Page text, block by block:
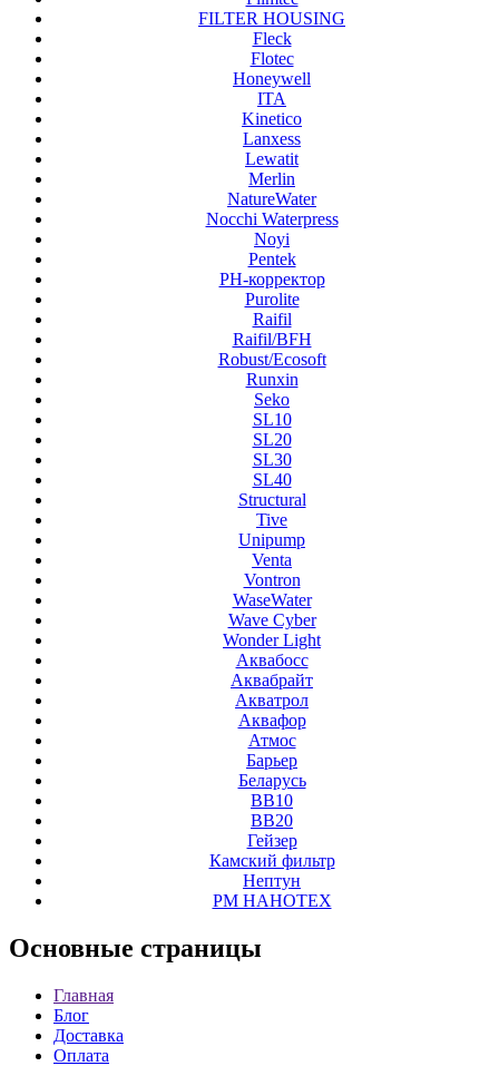
FILTER HOUSING
Fleck
Flotec
Honeywell
ITA
Kinetico
Lanxess
Lewatit
Merlin
NatureWater
Nocchi Waterpress
Noyi
Pentek
PH-корректор
Purolite
Raifil
Raifil/BFH
Robust/Ecosoft
Runxin
Seko
SL10
SL20
SL30
SL40
Structural
Tive
Unipump
Venta
Vontron
WaseWater
Wave Cyber
Wonder Light
Аквабосс
Аквабрайт
Акватрол
Аквафор
Атмос
Барьер
Беларусь
ВВ10
ВВ20
Гейзер
Камский фильтр
Нептун
РМ НАНОТЕХ
Основные страницы
Главная
Блог
Доставка
Оплата